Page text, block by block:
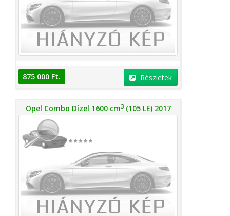
875 000 Ft. Részletek
Opel Combo Dízel 1600 cm3(105 LE) 2017